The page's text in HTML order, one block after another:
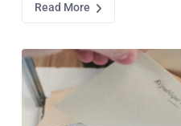
Read More